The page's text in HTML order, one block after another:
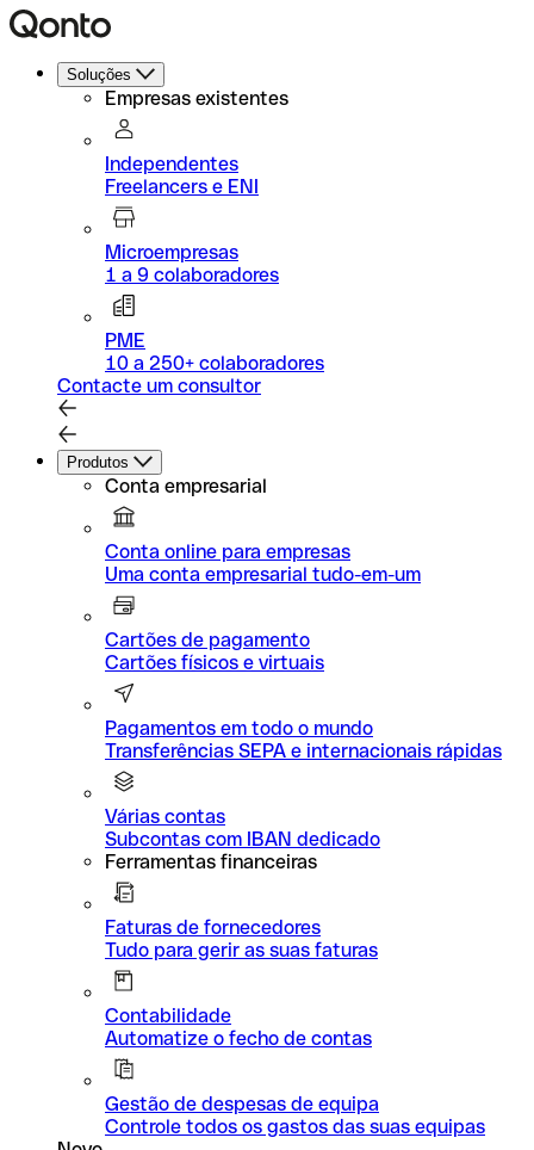
Soluções
Empresas existentes
Independentes
Freelancers e ENI
Microempresas
1 a 9 colaboradores
PME
10 a 250+ colaboradores
Contacte um consultor
Produtos
Conta empresarial
Conta online para empresas
Uma conta empresarial tudo-em-um
Cartões de pagamento
Cartões físicos e virtuais
Pagamentos em todo o mundo
Transferências SEPA e internacionais rápidas
Várias contas
Subcontas com IBAN dedicado
Ferramentas financeiras
Faturas de fornecedores
Tudo para gerir as suas faturas
Contabilidade
Automatize o fecho de contas
Gestão de despesas de equipa
Controle todos os gastos das suas equipas